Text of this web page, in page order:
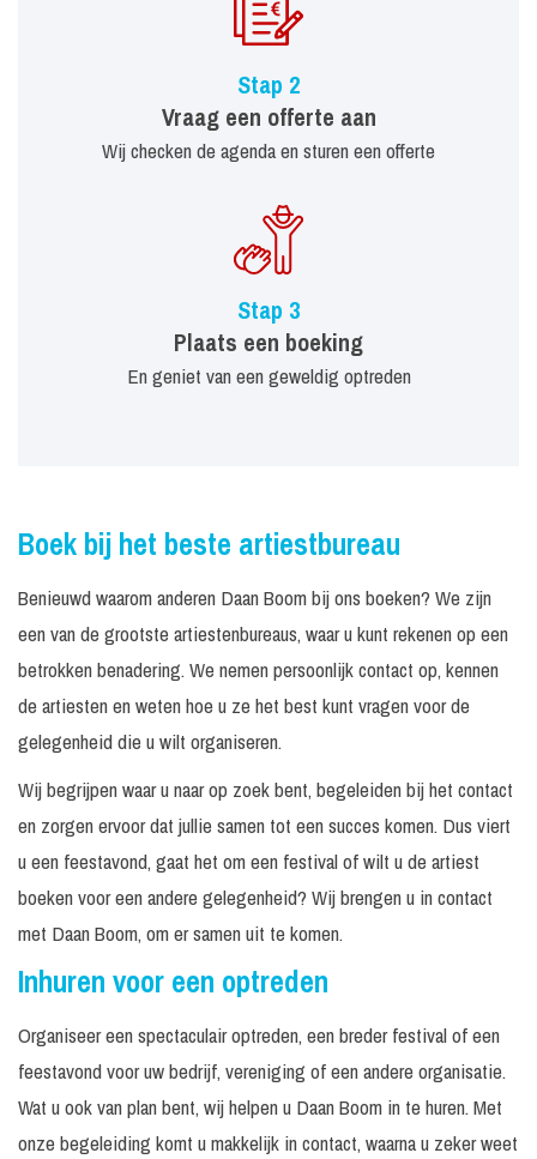
Stap 2
Vraag een offerte aan
Wij checken de agenda en sturen een offerte
Stap 3
Plaats een boeking
En geniet van een geweldig optreden
Boek bij het beste artiestbureau
Benieuwd waarom anderen Daan Boom bij ons boeken? We zijn
een van de grootste artiestenbureaus, waar u kunt rekenen op een
betrokken benadering. We nemen persoonlijk contact op, kennen
de artiesten en weten hoe u ze het best kunt vragen voor de
gelegenheid die u wilt organiseren.
Wij begrijpen waar u naar op zoek bent, begeleiden bij het contact
en zorgen ervoor dat jullie samen tot een succes komen. Dus viert
u een feestavond, gaat het om een festival of wilt u de artiest
boeken voor een andere gelegenheid? Wij brengen u in contact
met Daan Boom, om er samen uit te komen.
Inhuren voor een optreden
Organiseer een spectaculair optreden, een breder festival of een
feestavond voor uw bedrijf, vereniging of een andere organisatie.
Wat u ook van plan bent, wij helpen u Daan Boom in te huren. Met
onze begeleiding komt u makkelijk in contact, waarna u zeker weet